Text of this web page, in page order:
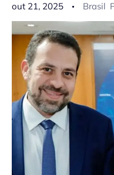
out 21, 2025 Brasil